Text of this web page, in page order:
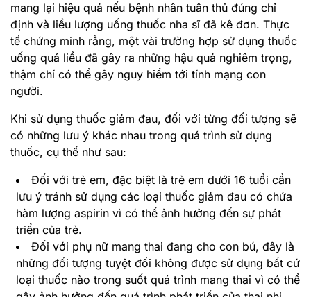
mang lại hiệu quả nếu bệnh nhân tuân thủ đúng chỉ
định và liều lượng uống thuốc nha sĩ đã kê đơn. Thực
tế chứng minh rằng, một vài trường hợp sử dụng thuốc
uống quá liều đã gây ra những hậu quả nghiêm trọng,
thậm chí có thể gây nguy hiểm tới tính mạng con
người.
Khi sử dụng thuốc giảm đau, đối với từng đối tượng sẽ
có những lưu ý khác nhau trong quá trình sử dụng
thuốc, cụ thể như sau:
Đối với trẻ em, đặc biệt là trẻ em dưới 16 tuổi cần
lưu ý tránh sử dụng các loại thuốc giảm đau có chứa
hàm lượng aspirin vì có thể ảnh hưởng đến sự phát
triển của trẻ.
Đối với phụ nữ mang thai đang cho con bú, đây là
những đối tượng tuyệt đối không được sử dụng bất cứ
loại thuốc nào trong suốt quá trình mang thai vì có thể